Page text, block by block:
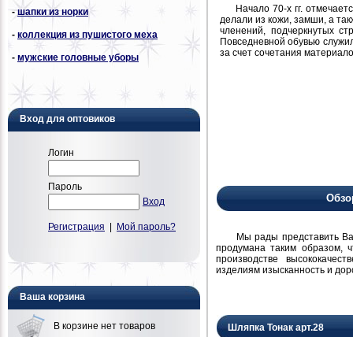
-шапки из норки
- коллекция из пушистого меха
- мужские головные уборы
Вход для оптовиков
Логин
Пароль
Вход
Регистрация Мой пароль?
Ваша корзина
В корзине нет товаров
Начало 70-х гг.
делали из кожи, замши, а
членений, подчеркнутых
Повседневной обувью
за счет сочетания
Мы рады представить Вам
продумана таким образом,
производстве
изделиям изысканность и
Шляпка Тонак арт.28